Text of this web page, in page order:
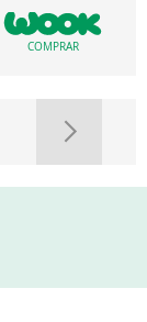
COMPRAR